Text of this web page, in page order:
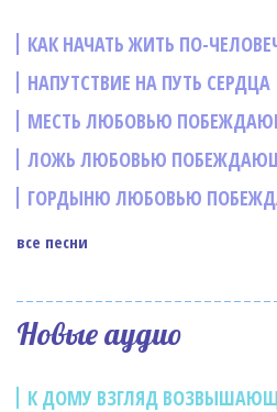
КАК НАЧАТЬ ЖИТЬ ПО-
НАПУТСТВИЕ НА ПУТЬ СЕРДЦА
МЕСТЬ ЛЮБОВЬЮ
ЛОЖЬ ЛЮБОВЬЮ
ГОРДЫНЮ ЛЮБОВЬЮ
все песни
Новые аудио
К ДОМУ ВЗГЛЯД